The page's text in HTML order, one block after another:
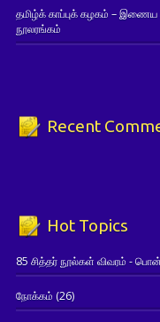
தமிழ்க் காப்புக் கழகம் –
நூலரங்கம்
Recent
Hot Topics
85 சித்தர் நூல்கள் விவரம் -
நோக்கம் (26)